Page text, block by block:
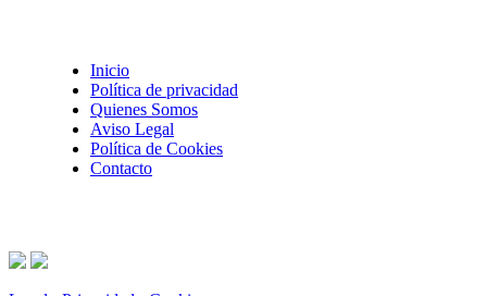
Inicio
Política de privacidad
Quienes Somos
Aviso Legal
Política de Cookies
Contacto